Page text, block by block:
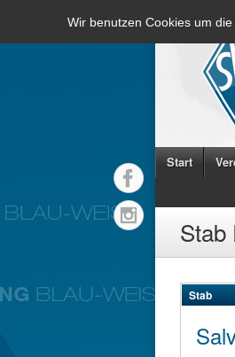
Wir benutzen Cookies um
Start
Stab
Stab